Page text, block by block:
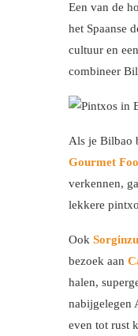
Een van de
het Spaanse
cultuur en
combineer
Als je Bilbao
Gourmet
verkennen,
lekkere
Ook
bezoek aan
halen,
nabijgelegen
even tot rust